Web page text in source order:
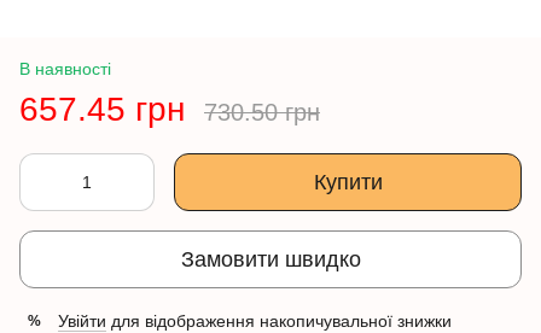
В наявності
657.45 грн 730.50 грн
Купити
Замовити швидко
% Увійти для відображення накопичувальної знижки